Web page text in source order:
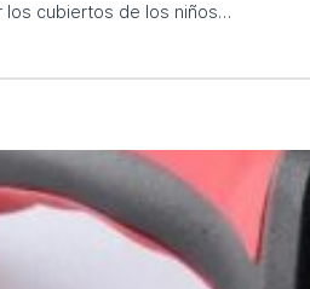
los cubiertos de los niños…